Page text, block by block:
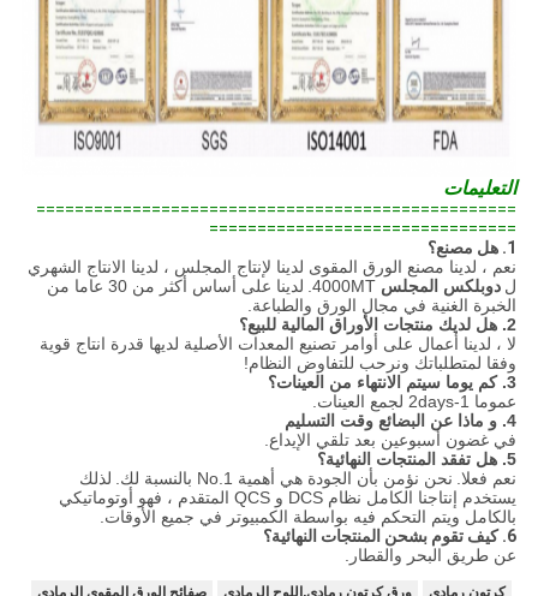
التعليمات
==================================================
================================
1. هل مصنع؟
نعم ، لدينا مصنع الورق المقوى لدينا لإنتاج المجلس ، لدينا الانتاج الشهري
ل دوبلكس المجلس 4000MT. لدينا على أساس أكثر من 30 عاما من
الخبرة الغنية في مجال الورق والطباعة.
2. هل لديك منتجات الأوراق المالية للبيع؟
لا ، لدينا أعمال على أوامر تصنيع المعدات الأصلية لديها قدرة انتاج قوية
وفقا لمتطلباتك ونرحب للتفاوض النظام!
3. كم يوما سيتم الانتهاء من العينات؟
عموما 1-2days لجمع العينات.
4. و ماذا عن البضائع وقت التسليم
في غضون أسبوعين بعد تلقي الإيداع.
5. هل تفقد المنتجات النهائية؟
نعم فعلا. نحن نؤمن بأن الجودة هي أهمية No.1 بالنسبة لك.
لذلك
يستخدم إنتاجنا الكامل نظام DCS و QCS المتقدم ، فهو أوتوماتيكي
بالكامل ويتم التحكم فيه بواسطة الكمبيوتر في جميع الأوقات.
6. كيف تقوم بشحن المنتجات النهائية؟
عن طريق البحر والقطار.
كرتون رمادي ورق كرتون رمادي,اللوح الرمادي صفائح الورق المقوى الرمادي